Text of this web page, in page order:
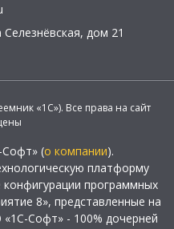
Селезнёвская, дом 21
«1С»). Все права на сайт
(о компании).
платформу
программных
8», представленные на
Софт» - 100% дочерней